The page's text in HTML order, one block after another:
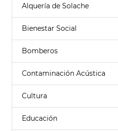
Alquería de Solache
Bienestar Social
Bomberos
Contaminación Acústica
Cultura
Educación